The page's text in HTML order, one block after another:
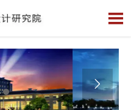

